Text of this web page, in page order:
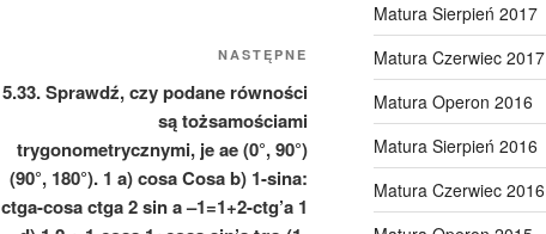
Następny
wpis
NASTĘPNE
5.33. Sprawdź, czy podane równości
są tożsamościami
trygonometrycznymi, je ae (0°, 90°)
(90°, 180°). 1 a) cosa Cosa b) 1-sina:
ctga-cosa ctga 2 sin a –1=1+2-ctg’a 1
Matura Sierpień 2017
Matura Czerwiec 2017
Matura Operon 2016
Matura Sierpień 2016
Matura Czerwiec 2016